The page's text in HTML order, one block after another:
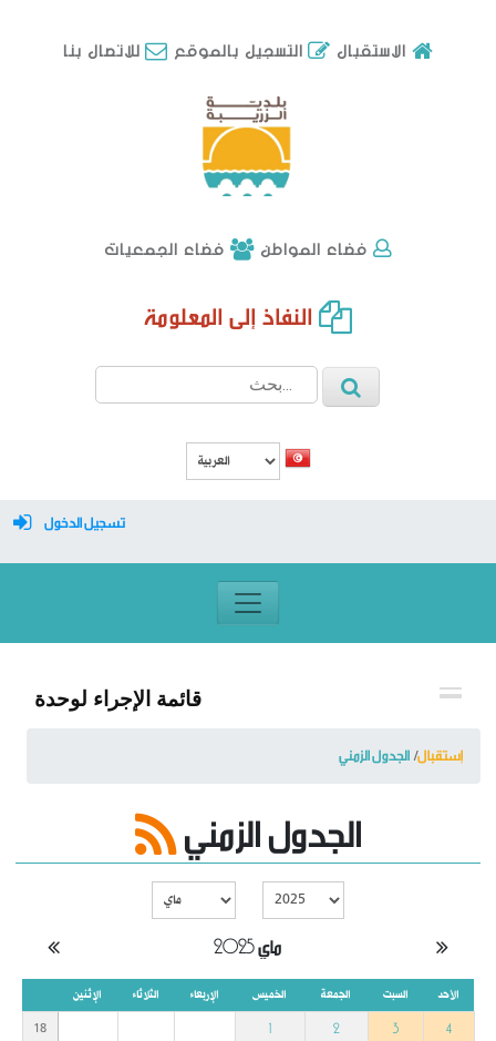
الاستقبال التسجيل بالموقع
فضاء المواطن
تسجيل الدخول
معرف تسجيل الدخول
تسجيل الدخول
نسيت كلمة المرور
قائمة الإجراء لوحدة
إستقبال الجدول الزمني
الجدول الزمني
ماي 2025
الإثنين الثلاثاء الإربعاء الخميس الجمعة السبت
الأحد
18
1 2 3 4